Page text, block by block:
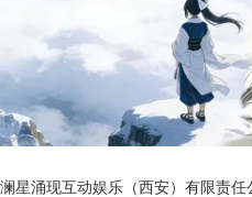
澜星涌现互动娱乐（西安）有限责